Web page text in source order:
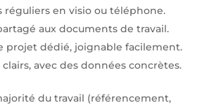
réguliers en visio ou téléphone.
aux documents de travail.
projet dédié, joignable facilement.
clairs, avec des données concrètes.
du travail (référencement,